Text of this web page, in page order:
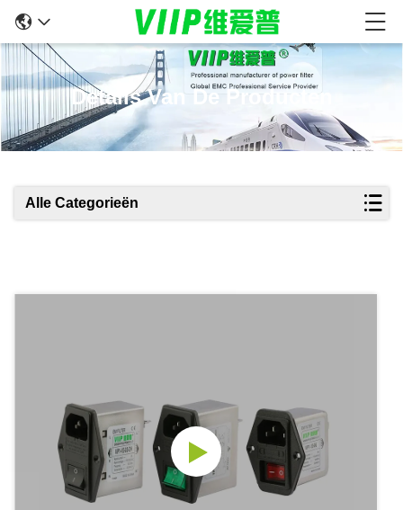
Details Van De Producten
Alle Categorieën